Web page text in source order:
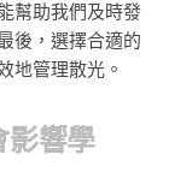
幫助我們及時發
後，選擇合適的
地管理散光。
影響學